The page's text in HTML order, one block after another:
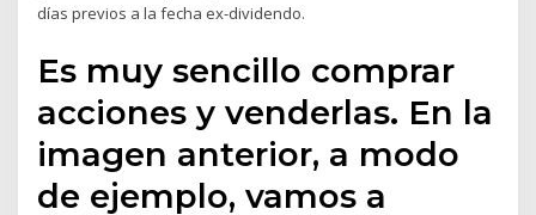
días previos a la fecha ex-dividendo.
Es muy sencillo comprar
acciones y venderlas. En la
imagen anterior, a modo
de ejemplo, vamos a